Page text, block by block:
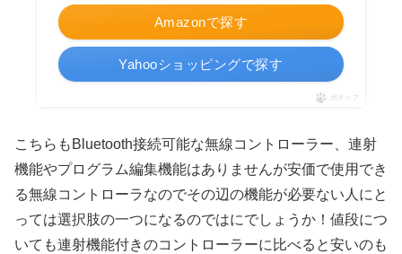
Amazonで探す
Yahooショッピングで探す
ポチップ
こちらもBluetooth接続可能な無線コントローラー、連射
機能やプログラム編集機能はありませんが安価で使用でき
る無線コントローラなのでその辺の機能が必要ない人にと
っては選択肢の一つになるのではにでしょうか！値段につ
いても連射機能付きのコントローラーに比べると安いのも